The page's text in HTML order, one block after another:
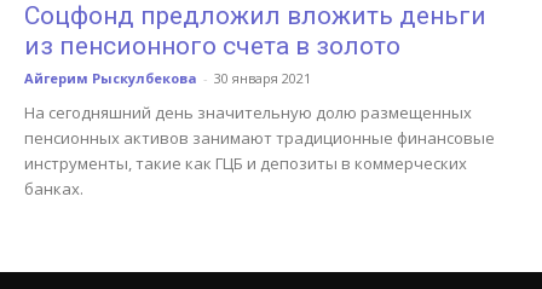
Соцфонд предложил вложить деньги
из пенсионного счета в золото
Айгерим Рыскулбекова - 30 января 2021
На сегодняшний день значительную долю размещенных
пенсионных активов занимают традиционные финансовые
инструменты, такие как ГЦБ и депозиты в коммерческих
банках.